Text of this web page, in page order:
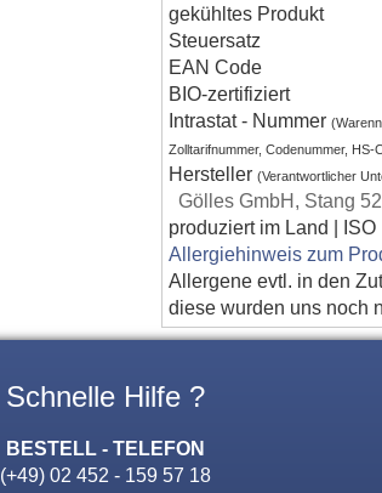
gekühltes Produkt
Steuersatz
EAN Code
BIO-zertifiziert
Intrastat - Nummer
Zolltarifnummer, Codenummer, HS-
Hersteller(Verantwortlicher
Gölles GmbH, Stang
produziert im Land | ISO
Allergiehinweis zum
Allergene evtl. in den
diese wurden uns noch
Schnelle Hilfe ?
BESTELL - TELEFON
(+49) 02 452 - 159 57 18